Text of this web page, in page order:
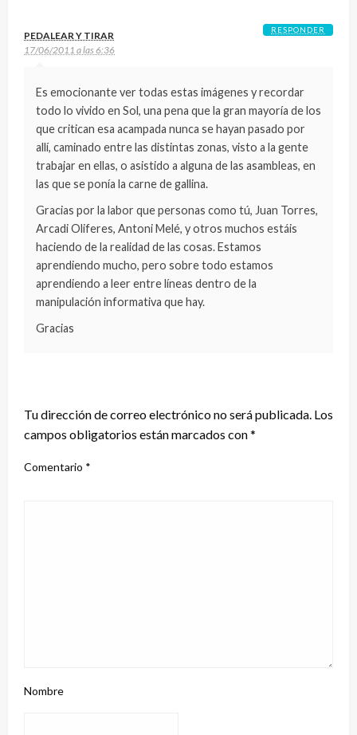
PEDALEAR Y TIRAR
17/06/2011 a las 6:36
Es emocionante ver todas estas imágenes y recordar
todo lo vivido en Sol, una pena que la gran mayoría de los
que critican esa acampada nunca se hayan pasado por
allí, caminado entre las distintas zonas, visto a la gente
trabajar en ellas, o asistido a alguna de las asambleas, en
las que se ponía la carne de gallina.
Gracias por la labor que personas como tú, Juan Torres,
Arcadi Oliferes, Antoni Melé, y otros muchos estáis
haciendo de la realidad de las cosas. Estamos
aprendiendo mucho, pero sobre todo estamos
aprendiendo a leer entre líneas dentro de la
manipulación informativa que hay.
Gracias
RESPONDER
Tu dirección de correo electrónico no será publicada. Los
campos obligatorios están marcados con*
Comentario *
Nombre